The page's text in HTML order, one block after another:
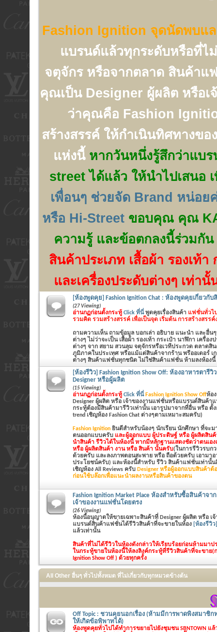
Fashion Ignition จุดนัดพบแ
แบรนด์แล้วทุกระดับหรือที่ไ
จตุจักร หรือจากตลาด สินค้าแ
คุณเป็น Designer ผู้ผลิต หรือเ
ว่าคุณคือ Fashion
สร้างสรรค์ ให้กำเนินทิศทางข
แห่งนี้ หากวันหนึ่งรู้สึกว่าแบ
street ได้แล้ว ให้นำไปเสนอ
เพื่อนๆ ช่วยจัด Brand หน่อย
หรือ Hi-Streetขอบคุณ คุณ
ความรู้ และข้อตกลงนี้ร่วมกัน
สินค้าประเภท เสื้อผ้า รองเท้า
และเครื่องประดับต่างๆ เท่านั้
[ห้องพูดคุย] Fashion Ignition Chat : ห้องพูดคุยเกี่ยวกั
(27 Viewing)
อ่านกฏก่อนตั้งกระทู้ Click ที่นี่ พูดคุยเรื่องสินค้าแฟชั่นทั่วไป
รวมคิด รวมสร้างสรรค์ เพื่อเป็นจุด เริ่มต้น การสร้างสรร
ถามความเห็น ถามข้อมูล บอกเล่า อธิบาย แนะนำ และอื่น
ต่างๆ ไม่ว่าจะเป็นเสื้อผ้า รองเท้า กระเป๋า นาฬิกา เครื่อง
ต่างๆ จาก สยาม สวนลุม จตุจักรหรือเวทีประกวด ตลาดสิ
ภูมิภาคในประเทศ หรือแม้แต่สินค้าจากร้าน พรีออเดอร์ เ
ต่างๆ สินค้าแฟชั่นทุกชนิด ไม่ใช่สินค้าแฟชั่น ห้ามลงห้องนี้
[ห้องรีวิว] Fashion Ignition Show Off: ห้องอาหารตารี
Designer หรือผู้ผลิต
(15 Viewing)
อ่านกฏก่อนตั้งกระทู้ Click ที่นี่ Fashion Ignition Show Offห้อ
Designer ผู้ผลิต หรือ เจ้าของงานแฟชั่นหรือแบรนด์สินค้า
กระทู้ต้องมีสินค้ามารีวิวเท่านั้น เอารูปมาจากที่อื่น หรือ ตั้
trend เชิญห้อง Fashion Chat ต่างๆตามเหมาะสมครับ)
Fashion Ignitionยินดีสำหรับน้องๆ นักเรียน นักศึกษา ที่จะม
ตนออกแบบครับ และผู้ออกแบบ ผู้ประดิษฐ์ หรือ ผู้ผลิตสินค้า
นำสินค้า รีวิวได้ในห้องนี้ หากมีหลักฐานแสดงชัดว่าตนเอ
หรือ ผู้ผลิตสินค้า งาน หรือ สินค้า นั้นครับ(ในการรีวิวรบก
ด้วยครับ และลงภาพตอนสะพาย หรือ ถือด้วยครับ เอามาอ
ประโยชน์ครับ) และห้องนี้สำหรับ รีวิว สินค้าแฟชั่นเท่านั้
เชิญห้อง All Reviews ครับ Designer หรือผู้ออกแบบสินค้า
ก่อนใช้บล๊อกเพื่อแนะนำผลงานหรือสินค้าของตน
Fashion Ignition Market Place ห้องสำหรับซื้อสินค้าจา
เจ้าของงานแฟชั่นโดยตรง
(26 Viewing)
ห้องนี้อนุญาตให้ขายเฉพาะสินค้าที่ Designer ผู้ผลิต หรือ เ
แบรนด์สินค้าแฟชั่นได้รีวิวสินค้าที่จะขายในห้อง [ห้องรีวิว]
แล้วเท่านั้น
สินค้าที่ไม่ได้รีวิวในห้องดังกล่าวให้เรียบร้อยก่อนห้ามมาป
ในกระทู้ขายในห้องนี้ให้ลงลิงค์กระทู้ที่รีวิวสินค้าที่จะขาย(ก
Ignition Show Off ) ด้วยทุกครั้ง
All Other อื่นๆ ทั่วไปทั้งหมด ที่ไม่เกี่ยวกับทุกหมวดข้างต้น
Off Topic : ชวนคุยนอกเรื่อง (ห้ามมีการพาดพิงสมาชิ
ให้เกิดข้อพิพาทได้)
ห้องพูดคุยทั่วไปได้ทำการขยายไปยังชุมชน SBNTOWN แ